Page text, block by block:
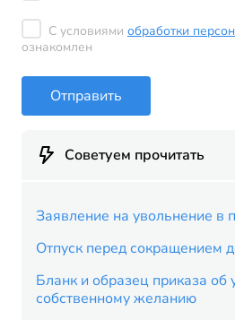
С условиями обработки
ознакомлен
Отправить
Советуем прочитать
Заявление на увольнение в
Отпуск перед сокращением
Бланк и образец приказа об
собственному желанию